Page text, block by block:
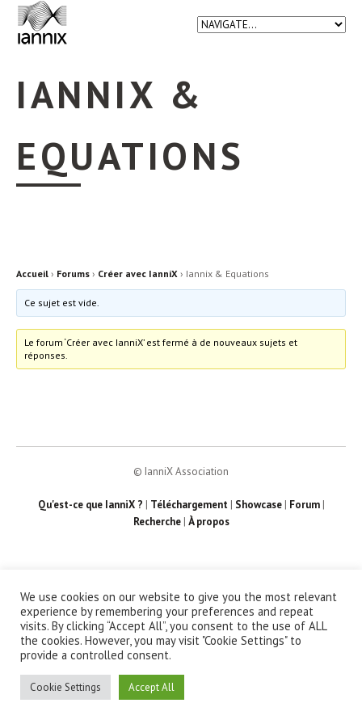
IANNIX &
EQUATIONS
Accueil › Forums › Créer avec IanniX › Iannix & Equations
Ce sujet est vide.
Le forum ‘Créer avec IanniX’ est fermé à de nouveaux sujets et
réponses.
© IanniX Association
Qu'est-ce que IanniX ? | Téléchargement| Showcase| Forum|
Recherche| À propos
We use cookies on our website to give you the most relevant
experience by remembering your preferences and repeat
visits. By clicking “Accept All”, you consent to the use of ALL
the cookies. However, you may visit "Cookie Settings" to
provide a controlled consent.
Cookie Settings Accept All